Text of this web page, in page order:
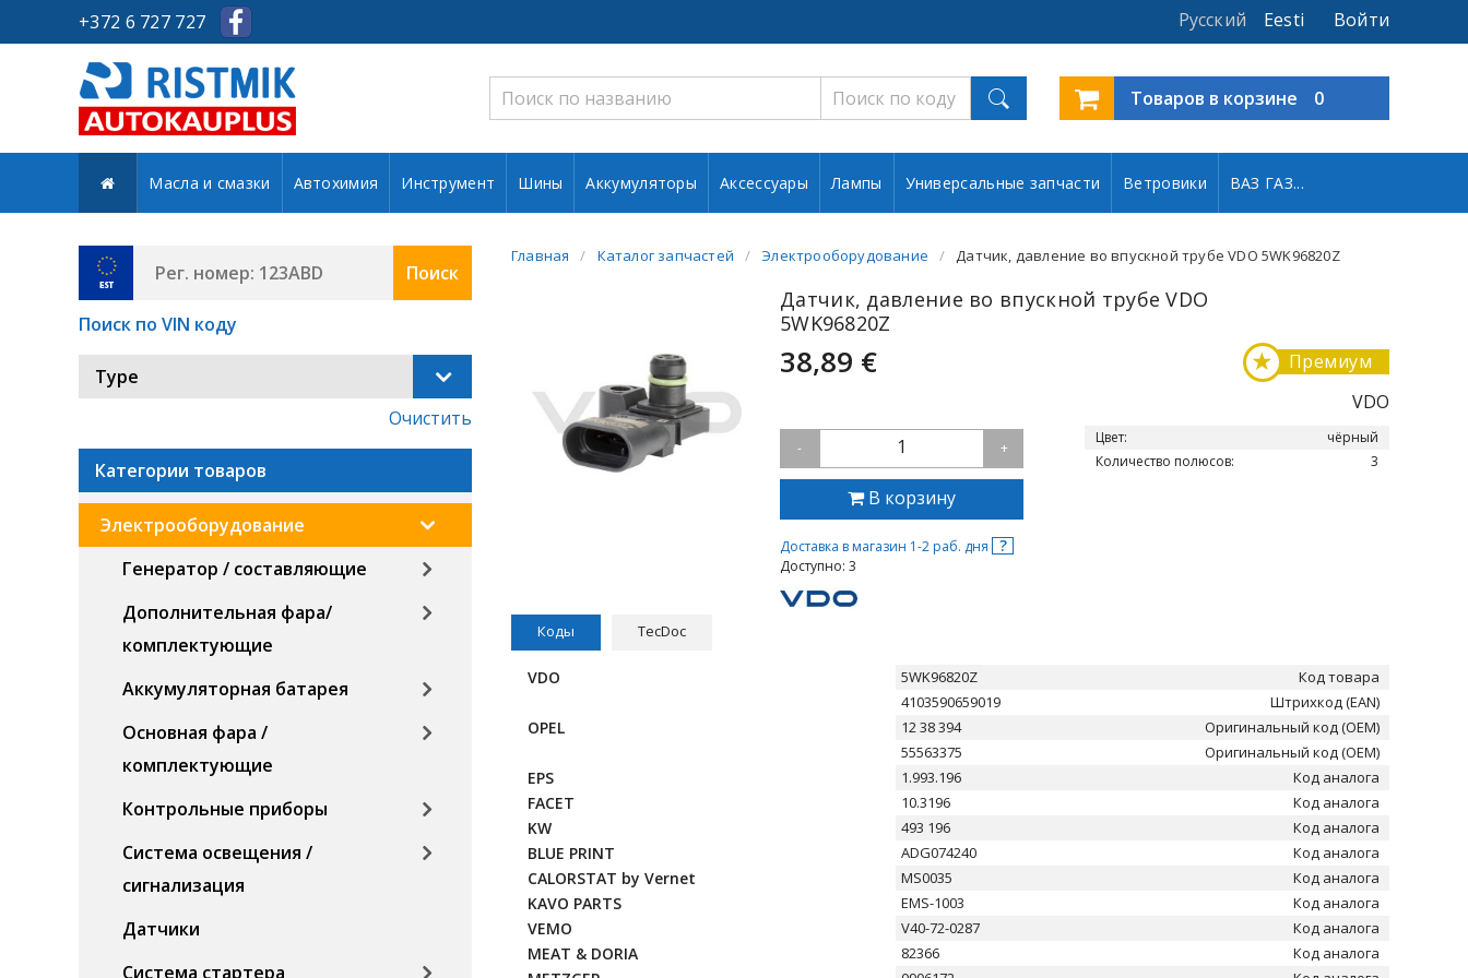
+372 6 727 727 Войти
Eesti
Русский
Товаров в корзине 0
Масла и смазки Автохимия Инструмент Шины Аккумуляторы Аксессуары Лампы Универсальные запчасти Ветровики ВАЗ ГАЗ...
Поиск
Поиск по VIN коду
Type
Очистить
Категории товаров
Электрооборудование
Генератор / составляющие
Дополнительная фара/
комплектующие
Аккумуляторная батарея
Основная фара /
комплектующие
Контрольные приборы
Система освещения /
сигнализация
Датчики
Система стартера
Главная Каталог запчастей Электрооборудование Датчик, давление во впускной трубе VDO 5WK96820Z
Датчик, давление во впускной трубе VDO
5WK96820Z
38,89 € Премиум
★
VDO
- 1 +
В корзину
Доставка в магазин 1-2 раб. дня ?
Доступно: 3
Цвет:
чёрный
Количество полюсов:
3
Коды TecDoc
VDO 5WK96820Z
Код товара
4103590659019
Штрихкод (EAN)
OPEL 12 38 394
Оригинальный код (OEM)
55563375
Оригинальный код (OEM)
EPS 1.993.196 Код аналога
FACET 10.3196 Код аналога
KW 493 196 Код аналога
BLUE PRINT ADG074240 Код аналога
CALORSTAT by Vernet MS0035 Код аналога
KAVO PARTS EMS-1003 Код аналога
VEMO V40-72-0287 Код аналога
MEAT & DORIA 82366 Код аналога